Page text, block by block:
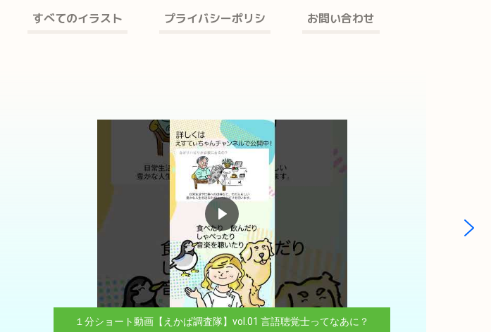
すべてのイラスト プライバシーポリシ お問い合わせ
１分ショート動画【えかぱ調査隊】vol.01 言語聴覚士ってなあに？